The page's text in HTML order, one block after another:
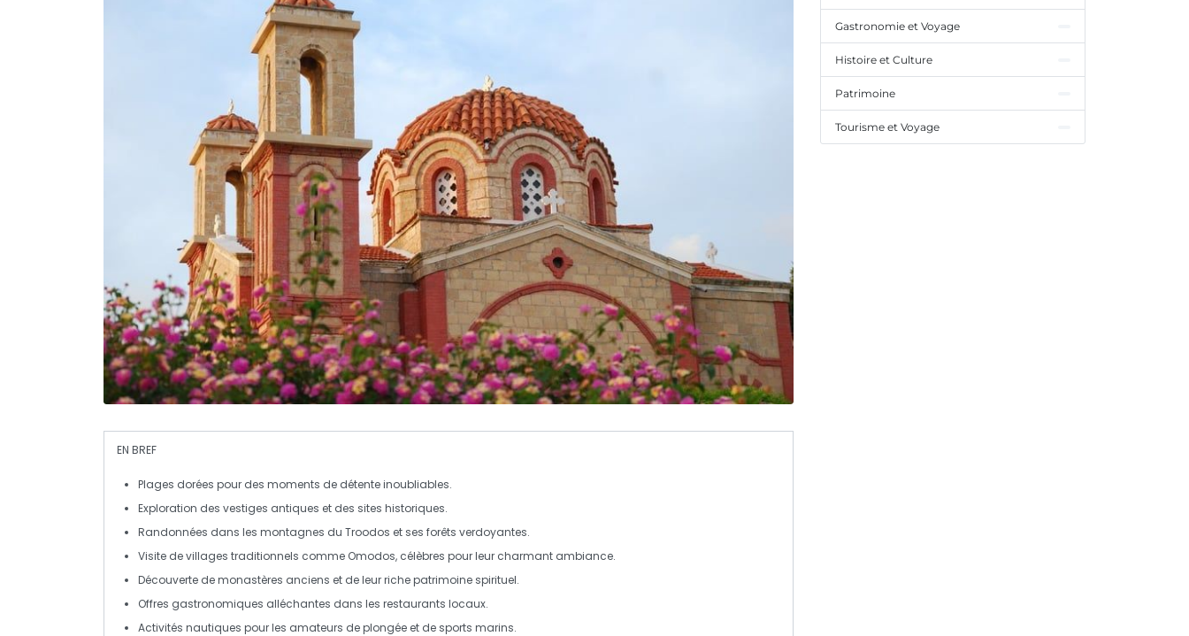
EN BREF
Plages dorées pour des moments de détente inoubliables.
Exploration des vestiges antiques et des sites historiques.
Randonnées dans les montagnes du Troodos et ses forêts verdoyantes.
Visite de villages traditionnels comme Omodos, célèbres pour leur charmant ambiance.
Découverte demonastères anciens et de leur riche patrimoine spirituel.
Offres gastronomiques alléchantes dans les restaurants locaux.
Activités nautiques pour les amateurs deplongée et de sports marins.
Gastronomie et Voyage
Histoire et Culture
Patrimoine
Tourisme et Voyage